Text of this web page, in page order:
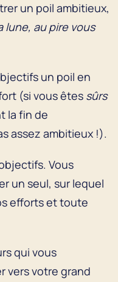
un poil ambitieux,
lune, au pire vous
un poil en
(si vous êtes sûrs
la fin de
assez ambitieux !).
Vous
un seul, sur lequel
efforts et toute
qui vous
vers votre grand